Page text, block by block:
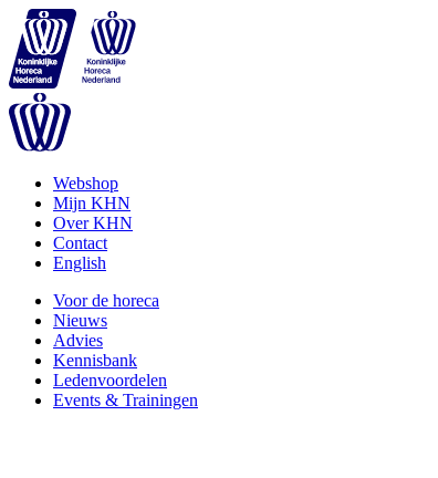
Webshop
Mijn KHN
Over KHN
Contact
English
Voor de horeca
Nieuws
Advies
Kennisbank
Ledenvoordelen
Events & Trainingen